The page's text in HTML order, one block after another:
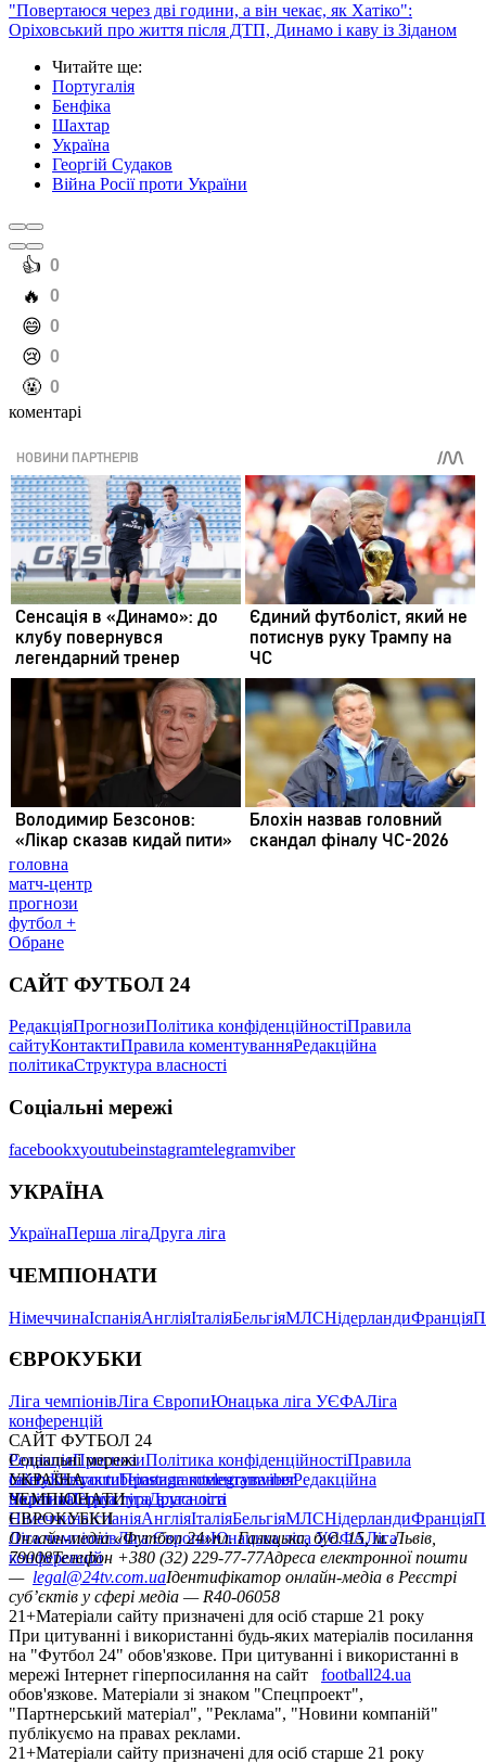
"Повертаюся через дві години, а він чекає, як Хатіко":
Оріховський про життя після ДТП, Динамо і каву із Зіданом
Читайте ще:
Португалія
Бенфіка
Шахтар
Україна
Георгій Судаков
Війна Росії проти України
️👍 0
️🔥 0
️😄 0
️😢 0
️🤬 0
коментарі
головна
матч-центр
прогнози
футбол +
Обране
САЙТ ФУТБОЛ 24
РедакціяПрогнозиПолітика конфіденційностіПравила
сайтуКонтактиПравила коментуванняРедакційна
політикаСтруктура власності
Соціальні мережі
facebookxyoutubeinstagramtelegramviber
УКРАЇНА
УкраїнаПерша лігаДруга ліга
ЧЕМПІОНАТИ
НімеччинаІспаніяАнгліяІталіяБельгіяМЛСНідерландиФранція
ЄВРОКУБКИ
Ліга чемпіонівЛіга ЄвропиЮнацька ліга УЄФАЛіга
конференцій
САЙТ ФУТБОЛ 24
РедакціяПрогнозиПолітика конфіденційностіПравила
сайтуКонтактиПравила коментуванняРедакційна
політикаСтруктура власності
Соціальні мережі
facebookxyoutubeinstagramtelegramviber
УКРАЇНА
УкраїнаПерша лігаДруга ліга
ЧЕМПІОНАТИ
НімеччинаІспаніяАнгліяІталіяБельгіяМЛСНідерландиФранція
ЄВРОКУБКИ
Ліга чемпіонівЛіга ЄвропиЮнацька ліга УЄФАЛіга
конференцій
Онлайн-медіа «Футбол 24»пл. Галицька, буд. 15, м. Львів,
79008Телефон +380 (32) 229-77-77Адреса електронної пошти
— legal@24tv.com.uaІдентифікатор онлайн-медіа в Реєстрі
суб’єктів у сфері медіа — R40-06058
21+Матеріали сайту призначені для осіб старше 21 року
При цитуванні і використанні будь-яких матеріалів посилання
на "Футбол 24" обов'язкове. При цитуванні і використанні в
мережі Інтернет гіперпосилання на сайт
football24.ua
обов'язкове. Матеріали зі знаком "Спецпроект",
"Партнерський матеріал", "Реклама", "Новини компаній"
публікуємо на правах реклами.
21+Матеріали сайту призначені для осіб старше 21 року